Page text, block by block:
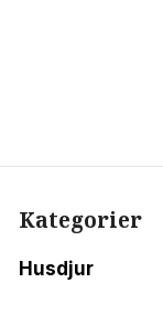
Kategorier
Husdjur